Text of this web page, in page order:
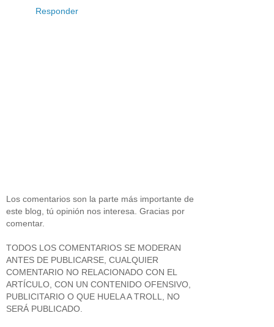
Responder
Los comentarios son la parte más importante de
este blog, tú opinión nos interesa. Gracias por
comentar.
TODOS LOS COMENTARIOS SE MODERAN
ANTES DE PUBLICARSE, CUALQUIER
COMENTARIO NO RELACIONADO CON EL
ARTÍCULO, CON UN CONTENIDO OFENSIVO,
PUBLICITARIO O QUE HUELA A TROLL, NO
SERÁ PUBLICADO.